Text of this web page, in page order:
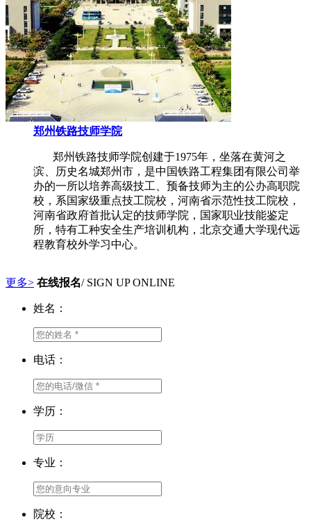
郑州铁路技师学院
郑州铁路技师学院创建于1975年，坐落在黄河之
滨、历史名城郑州市，是中国铁路工程集团有限公司举
办的一所以培养高级技工、预备技师为主的公办高职院
校，系国家级重点技工院校，河南省示范性技工院校，
河南省政府首批认定的技师学院，国家职业技能鉴定
所，特有工种安全生产培训机构，北京交通大学现代远
程教育校外学习中心。
更多> 在线报名/ SIGN UP ONLINE
姓名：
电话：
学历：
专业：
院校：